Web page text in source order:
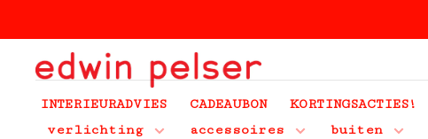
INTERIEURADVIES CADEAUBON KORTINGSACTIES!
verlichting
accessoires buiten